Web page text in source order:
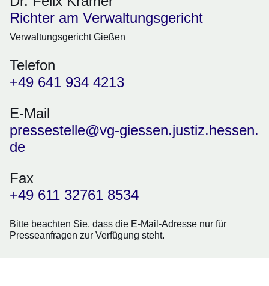
Richter am Verwaltungsgericht
Verwaltungsgericht Gießen
Telefon
+49 641 934 4213
E-Mail
pressestelle@vg-giessen.justiz.hessen.
de
Fax
+49 611 32761 8534
Bitte beachten Sie, dass die E-Mail-Adresse nur für
Presseanfragen zur Verfügung steht.